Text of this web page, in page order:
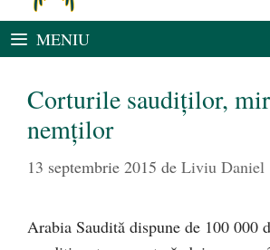
MENIU
Corturile saudiţilor,
nemţilor
13 septembrie 2015 de Liviu Daniel
Arabia Saudită dispune de 100 000